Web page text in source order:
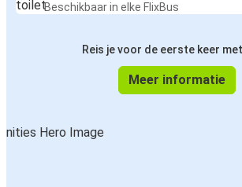
Beschikbaar in elke FlixBus
Reis je voor de eerste keer
Meer informatie